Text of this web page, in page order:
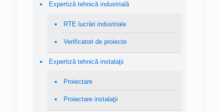
Expertiză tehnică industrială
RTE lucrări industriale
Verificatori de proiecte
Expertiză tehnică instalaţii
Proiectare
Proiectare instalaţii